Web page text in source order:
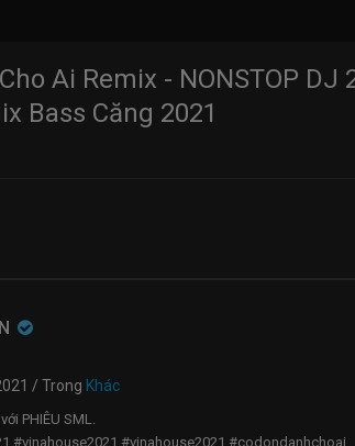
Ai Remix - NONSTOP
Bass Căng 2021
/ Trong Khác
PHIÊU SML.
#vinahouse2021​ #vinahouse2021 #codondanhchoai